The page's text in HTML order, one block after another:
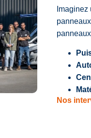
Nos